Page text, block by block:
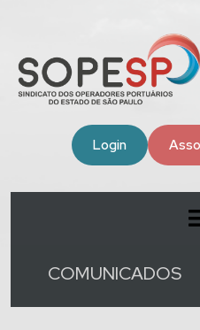
Login
COMUNICADOS